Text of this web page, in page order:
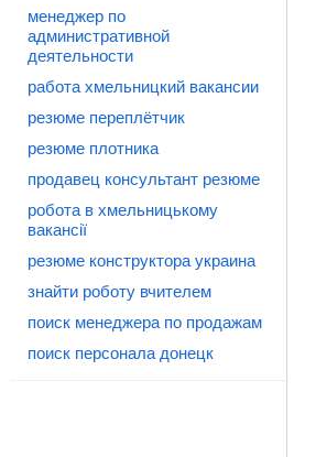
менеджер по
административной
деятельности
работа хмельницкий вакансии
резюме переплётчик
резюме плотника
продавец консультант резюме
робота в хмельницькому
вакансії
резюме конструктора украина
знайти роботу вчителем
поиск менеджера по продажам
поиск персонала донецк